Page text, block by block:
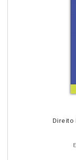
Direito